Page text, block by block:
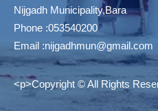
Nijgadh Municipality,Bara
Phone :053540200
Email :nijgadhmun@gmail.com
<p>Copyright © All Rights